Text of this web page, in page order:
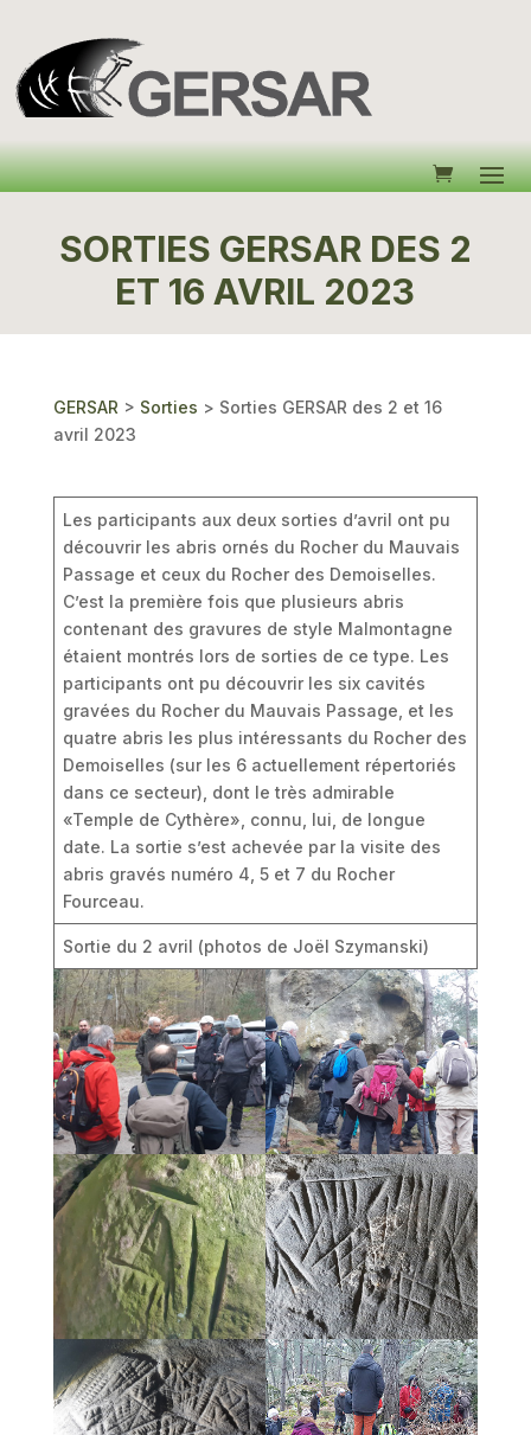
SORTIES GERSAR DES 2
ET 16 AVRIL 2023
GERSAR > Sorties > Sorties GERSAR des 2 et 16
avril 2023
Les participants aux deux sorties d’avril ont pu
découvrir les abris ornés du Rocher du Mauvais
Passage et ceux du Rocher des Demoiselles.
C’est la première fois que plusieurs abris
contenant des gravures de style Malmontagne
étaient montrés lors de sorties de ce type. Les
participants ont pu découvrir les six cavités
gravées du Rocher du Mauvais Passage, et les
quatre abris les plus intéressants du Rocher des
Demoiselles (sur les 6 actuellement répertoriés
dans ce secteur), dont le très admirable
«Temple de Cythère», connu, lui, de longue
date. La sortie s’est achevée par la visite des
abris gravés numéro 4, 5 et 7 du Rocher
Fourceau.
Sortie du 2 avril (photos de Joël Szymanski)